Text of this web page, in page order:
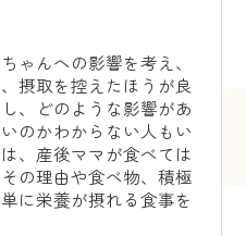
ゃんへの影響を考え、
摂取を控えたほうが良
、どのような影響があ
のかわからない人もい
、産後ママが食べては
の理由や食べ物、積極
に栄養が摂れる食事を